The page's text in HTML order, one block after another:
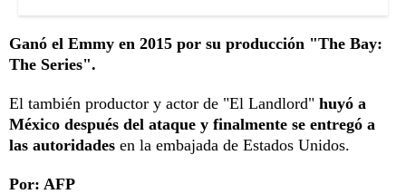
Ganó el Emmy en 2015 por su producción "The Bay:
The Series".
El también productor y actor de "El Landlord" huyó a
México después del ataque y finalmente se entregó a
las autoridades en la embajada de Estados Unidos.
Por: AFP